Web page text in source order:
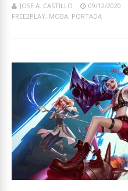
JOSE A. CASTILLO 09/12/2020
FREE2PLAY, MOBA, PORTADA